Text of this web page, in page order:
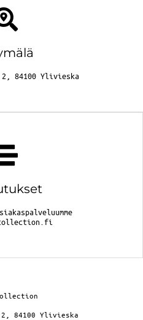
84100 Ylivieska
84100 Ylivieska